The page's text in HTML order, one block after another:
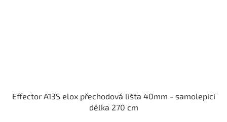
Effector A13S elox přechodová lišta 40mm - samolepící
délka 270 cm